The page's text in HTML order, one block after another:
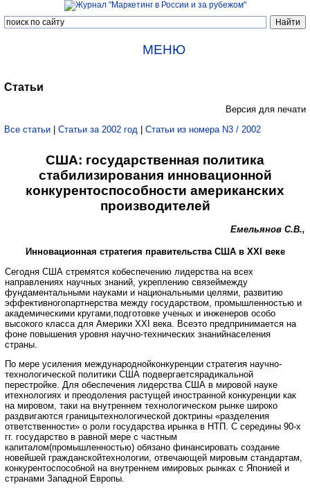
МЕНЮ
Статьи
Версия для печати
Все статьи | Статьи за 2002 год | Статьи из номера N3 / 2002
США: государственная политика
стабилизирования инновационной
конкурентоспособности американских
производителей
Емельянов С.В.,
Инновационная стратегия правительства США в ХХI веке
Сегодня США стремятся кобеспечению лидерства на всех
направлениях научных знаний, укреплению связеймежду
фундаментальными науками и национальными целями, развитию
эффективногопартнерства между государством, промышленностью и
академическими кругами,подготовке ученых и инженеров особо
высокого класса для Америки XXI века. Всеэто предпринимается на
фоне повышения уровня научно-технических знанийнаселения
страны.
По мере усиления международнойконкуренции стратегия научно-
технологической политики США подвергаетсярадикальной
перестройке. Для обеспечения лидерства США в мировой науке
итехнологиях и преодоления растущей иностранной конкуренции как
на мировом, таки на внутреннем технологическом рынке широко
раздвигаются границытехнологической доктрины «разделения
ответственности» о роли государства ирынка в НТП. С середины 90-х
гг. государство в равной мере с частным
капиталом(промышленностью) обязано финансировать создание
новейшей гражданскойтехнологии, отвечающей мировым стандартам,
конкурентоспособной на внутреннем имировых рынках с Японией и
странами Западной Европы.